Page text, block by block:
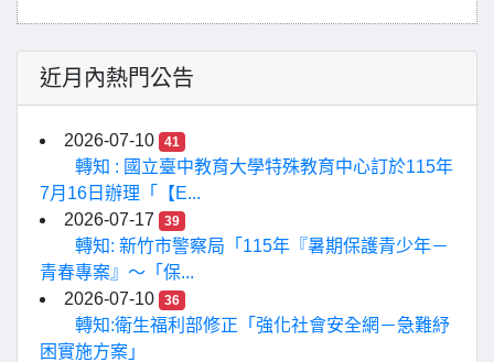
近月內熱門公告
2026-07-10 41
轉知 : 國立臺中教育大學特殊教育中心訂於115年
7月16日辦理「【E...
2026-07-17
39
轉知: 新竹市警察局「115年『暑期保護青少年－
青春專案』〜「保...
2026-07-10
36
轉知:衛生福利部修正「強化社會安全網－急難紓
困實施方案」